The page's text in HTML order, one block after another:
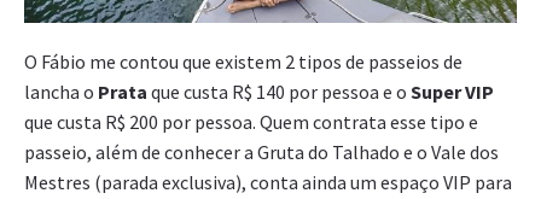
O Fábio me contou que existem 2 tipos de passeios de
lancha o Prata que custa R$ 140 por pessoa e o Super VIP
que custa R$ 200 por pessoa. Quem contrata esse tipo e
passeio, além de conhecer a Gruta do Talhado e o Vale dos
Mestres (parada exclusiva), conta ainda um espaço VIP para